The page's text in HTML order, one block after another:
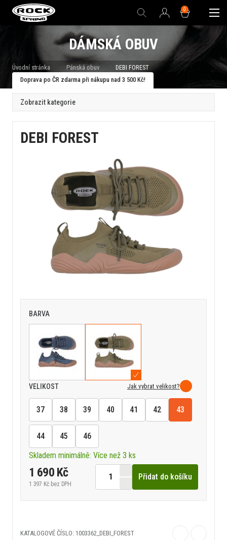
0
DÁMSKÁ OBUV
Úvodní stránka Pánská obuv
DEBI FOREST
Doprava po ČR zdarma při nákupu nad 3 500 Kč!
DEBI FOREST
BARVA
VELIKOST Jak vybrat velikost?
37 38 39 40 41 42 43
44 45
46
Skladem minimálně: Více než 3 ks
1 690 Kč
1 397 Kč bez DPH
Přidat do košíku
KATALOGOVÉ ČÍSLO: 1003362_DEBI_FOREST
Zobrazit kategorie